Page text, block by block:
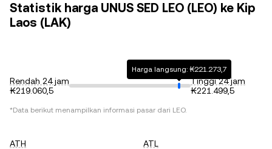
Statistik harga UNUS SED LEO (LEO) ke Kip
Laos (LAK)
Rendah 24 jam
₭219.060,5
Harga langsung: ₭221.273,7
Tinggi 24 jam
₭221.499,5
*Data berikut menampilkan informasi pasar dari LEO.
ATH
ATL